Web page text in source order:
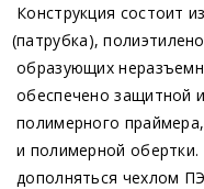
Конструкция состоит
(патрубка),
образующих
обеспечено защитной
полимерного
и полимерной
дополняться чехлом